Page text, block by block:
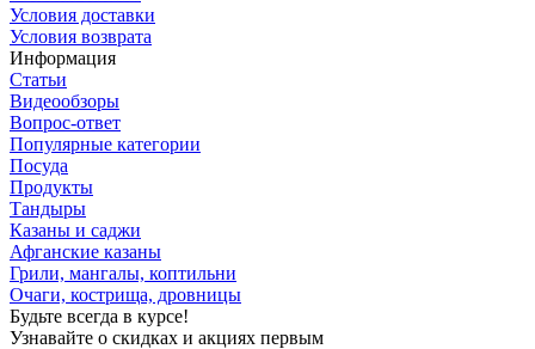
Условия доставки
Условия возврата
Информация
Статьи
Видеообзоры
Вопрос-ответ
Популярные категории
Посуда
Продукты
Тандыры
Казаны и саджи
Афганские казаны
Грили, мангалы, коптильни
Очаги, кострища, дровницы
Будьте всегда в курсе!
Узнавайте о скидках и акциях первым